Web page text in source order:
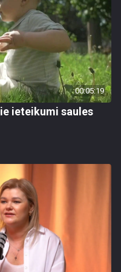
00:05:19
ieteikumi saules